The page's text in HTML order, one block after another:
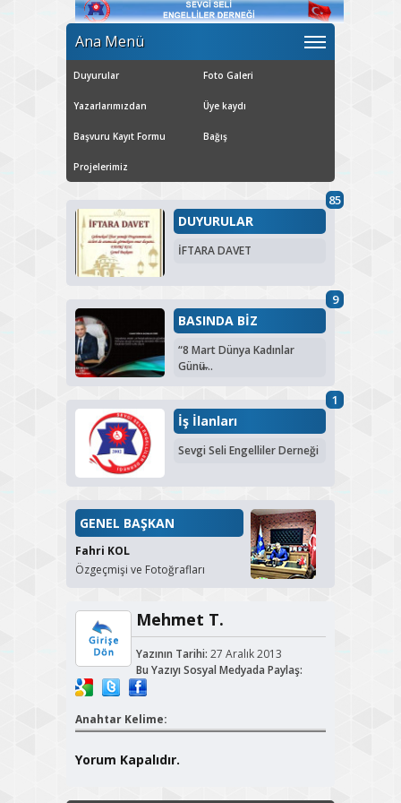
Ana Menü
Duyurular Foto Galeri
Yazarlarımızdan Üye kaydı
Başvuru Kayıt Formu Bağış
Projelerimiz
85
DUYURULAR
İFTARA DAVET
9
BASINDA BİZ
“8 Mart Dünya Kadınlar
Günü̶...
1
İş İlanları
Sevgi Seli Engelliler Derneği
GENEL BAŞKAN
Fahri KOL
Özgeçmişi ve Fotoğrafları
Mehmet T.
Yazının Tarihi: 27 Aralık 2013
Bu Yazıyı Sosyal Medyada Paylaş:
Anahtar Kelime:
Yorum Kapalıdır.